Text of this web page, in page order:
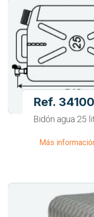
Ref.
Bidón agua 25
Más